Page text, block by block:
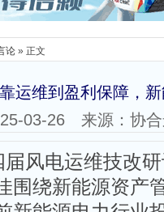
论 » 正文
运维到盈利保障，
03-26 来源：协
风电运维技改
围绕新能源资产